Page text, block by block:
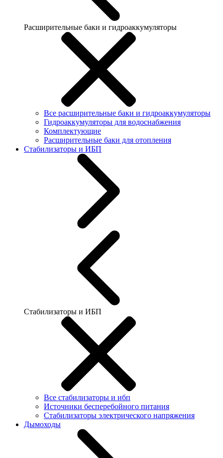
Расширительные баки и гидроаккумуляторы
Все расширительные баки и гидроаккумуляторы
Гидроаккумуляторы для водоснабжения
Комплектующие
Расширительные баки для отопления
Стабилизаторы и ИБП
Стабилизаторы и ИБП
Все стабилизаторы и ибп
Источники бесперебойного питания
Стабилизаторы электрического напряжения
Дымоходы